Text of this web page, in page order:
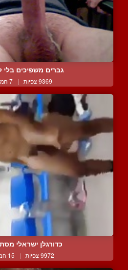
גברים משפיכים בלי
9369 צפיות | 7 המלצות
כדורגלן ישראלי
9972 צפיות | 15 המלצות